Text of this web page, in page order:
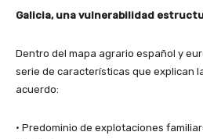
Galicia, una vulnerabilidad
Dentro del mapa agrario español y
serie de características que explican
acuerdo:
• Predominio de explotaciones